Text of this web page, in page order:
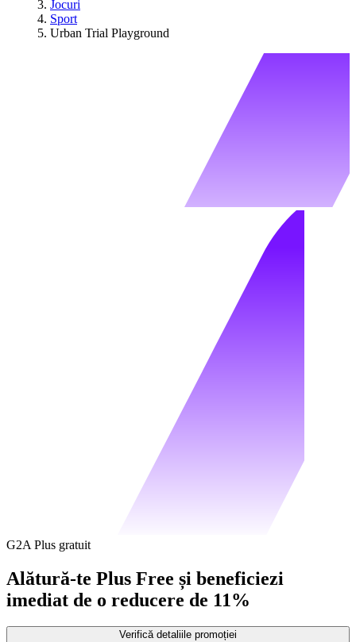
Jocuri
Sport
Urban Trial Playground
G2A Plus gratuit
Alătură-te Plus Free și beneficiezi
imediat de o reducere de 11%
Verifică detaliile promoției